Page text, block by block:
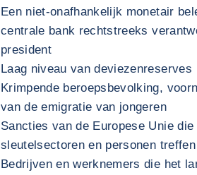
Een niet-onafhankelijk monetair
centrale bank rechtstreeks
president
Laag niveau van deviezenreserves
Krimpende beroepsbevolking,
van de emigratie van jongeren
Sancties van de Europese Unie
sleutelsectoren en personen treffen
Bedrijven en werknemers die het